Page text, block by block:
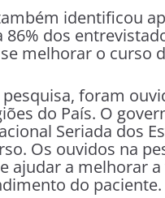
identificou
86% dos
melhorar o curso
pesquisa, foram
do País. O
Seriada dos
Os ouvidos na
ajudar a melhorar
do paciente.